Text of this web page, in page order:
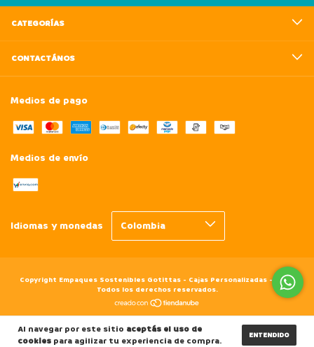
Al navegar por este sitio aceptás el uso de
cookies para agilizar tu experiencia de compra. ENTENDIDO
CATEGORÍAS
CONTACTÁNOS
Medios de pago
Medios de envío
Idiomas y monedas
Copyright Empaques Sostenibles Gotittas - Cajas Personalizadas - 2026.
Todos los derechos reservados.